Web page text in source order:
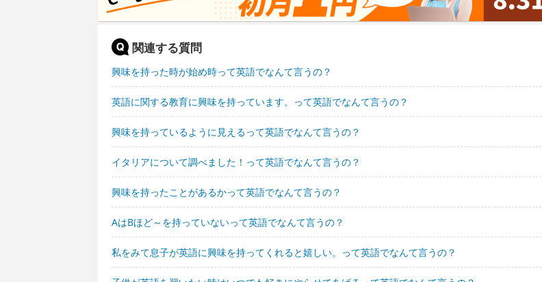
関連する質問
興味を持った時が始め時って英語でなんて言うの？
英語に関する教育に興味を持っています。って英語でなんて言うの？
興味を持っているように見えるって英語でなんて言うの？
イタリアについて調べました！って英語でなんて言うの？
興味を持ったことがあるかって英語でなんて言うの？
AはBほど～を持っていないって英語でなんて言うの？
私をみて息子が英語に興味を持ってくれると嬉しい。って英語でなんて言うの？